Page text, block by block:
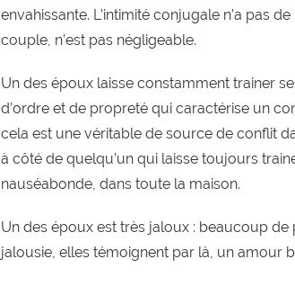
envahissante. L’intimité conjugale n’a pas
couple, n’est pas négligeable.
Un des époux laisse constamment trainer
d’ordre et de propreté qui caractérise un
cela est une véritable de source de conflit
à côté de quelqu’un qui laisse toujours
nauséabonde, dans toute la maison.
Un des époux est très jaloux : beaucoup
jalousie, elles témoignent par là, un amour